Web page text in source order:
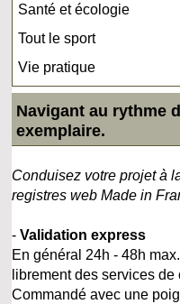
Santé et écologie
Tout le sport
Vie pratique
Navigant au rythme
exemplaire.
Conduisez votre projet à
registres web Made in
-Validation express
En général 24h - 48h
librement des services
Commandé avec une